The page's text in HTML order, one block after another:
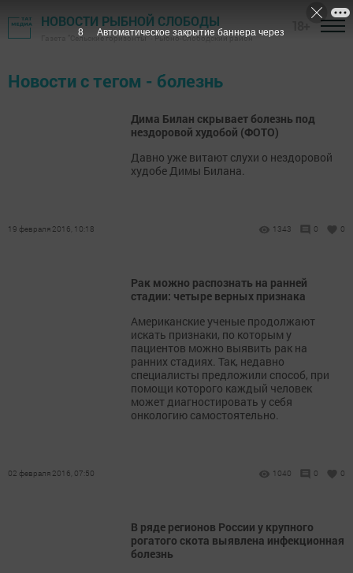
НОВОСТИ РЫБНОЙ СЛОБОДЫ
Газета "Сельские горизонты" - Рыбно-Слободский район
Новости с тегом - болезнь
Дима Билан скрывает болезнь под
нездоровой худобой (ФОТО)
Давно уже витают слухи о нездоровой
худобе Димы Билана.
19 февраля 2016, 10:18 1343 0 0
Рак можно распознать на ранней
стадии: четыре верных признака
Американские ученые продолжают
искать признаки, по которым у
пациентов можно выявить рак на
ранних стадиях. Так, недавно
специалисты предложили способ, при
помощи которого каждый человек
может диагностировать у себя
онкологию самостоятельно.
02 февраля 2016, 07:50 1040 0 0
В ряде регионов России у крупного
рогатого скота выявлена инфекционная
болезнь
7 Автоматическое закрытие баннера через